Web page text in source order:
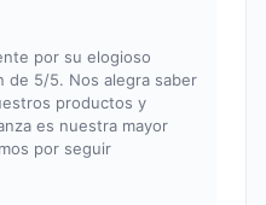
por su elogioso
de 5/5. Nos alegra saber
productos y
es nuestra mayor
por seguir